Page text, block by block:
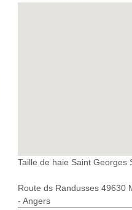
Taille de haie Saint Georges
Route ds Randusses 49630
- Angers